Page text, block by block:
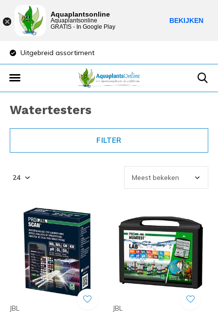
Uitgebreid assortiment
Watertesters
FILTER
JBL JBL
Aquaplantsonline
Aquaplantsonline
GRATIS - In Google Play
BEKIJKEN